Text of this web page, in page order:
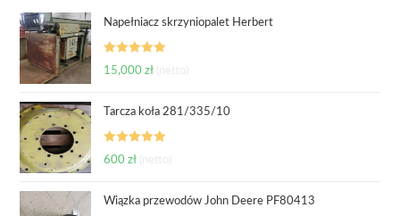
Napełniacz skrzyniopalet Herbert
Oceniono
15,000zł
Tarcza koła 281/335/10
Oceniono
600zł
Wiązka przewodów John Deere PF80413